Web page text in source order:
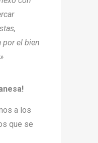
por el bien
a los
que se